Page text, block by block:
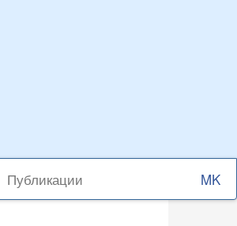
Публикации
Select
your